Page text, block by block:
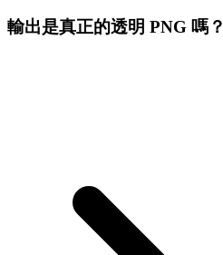
輸出是真正的透明 PNG 嗎？